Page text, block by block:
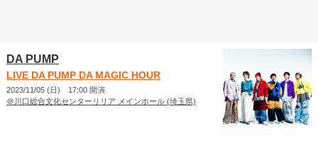
DA PUMP
LIVE DA PUMP DA MAGIC HOUR
2023/11/05 (日) 17:00 開演
＠川口総合文化センターリリア メインホール (埼玉県)